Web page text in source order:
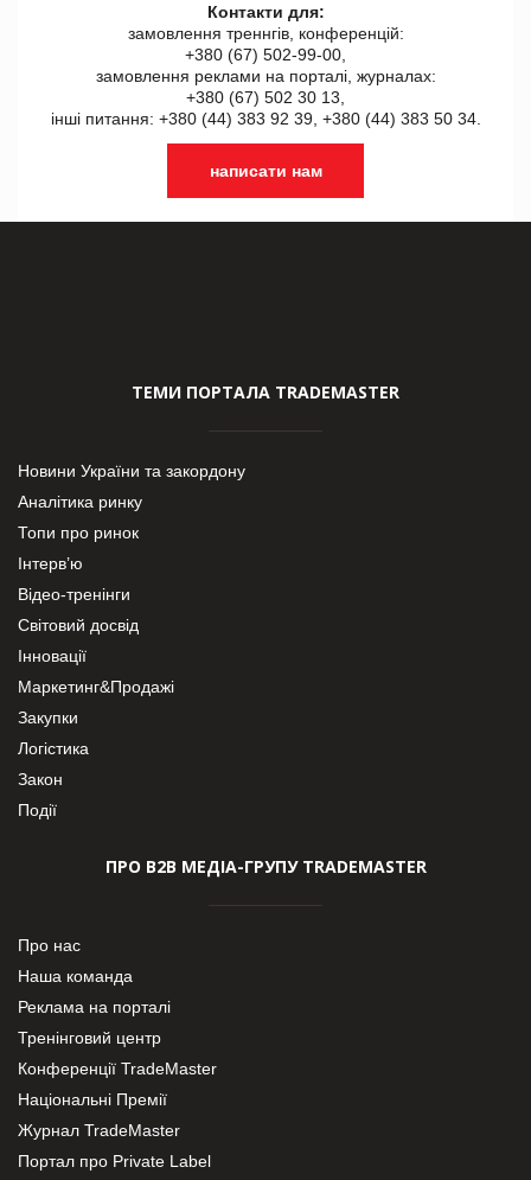
Контакти для:
замовлення треннгів, конференцій:
+380 (67) 502-99-00,
замовлення реклами на порталі, журналах:
+380 (67) 502 30 13,
інші питання: +380 (44) 383 92 39, +380 (44) 383 50 34.
написати нам
ТЕМИ ПОРТАЛА TRADEMASTER
Новини України та закордону
Аналітика ринку
Топи про ринок
Інтерв’ю
Відео-тренінги
Світовий досвід
Інновації
Маркетинг&Продажі
Закупки
Логістика
Закон
Події
ПРО В2В МЕДІА-ГРУПУ TRADEMASTER
Про нас
Наша команда
Реклама на порталі
Тренінговий центр
Конференції TradeMaster
Національні Премії
Журнал TradeMaster
Портал про Private Label